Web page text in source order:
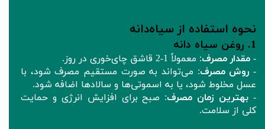
نحوه استفاده از سیاه‌دانه
1. روغن سیاه‌ دانه
- مقدار مصرف: معمولاً 1-2 قاشق چای‌خوری در روز.
- روش مصرف: می‌تواند به صورت مستقیم مصرف شود، با
عسل مخلوط شود، یا به اسموتی‌ها و سالادها اضافه شود.
- بهترین زمان مصرف: صبح برای افزایش انرژی و حمایت
کلی از سلامت.